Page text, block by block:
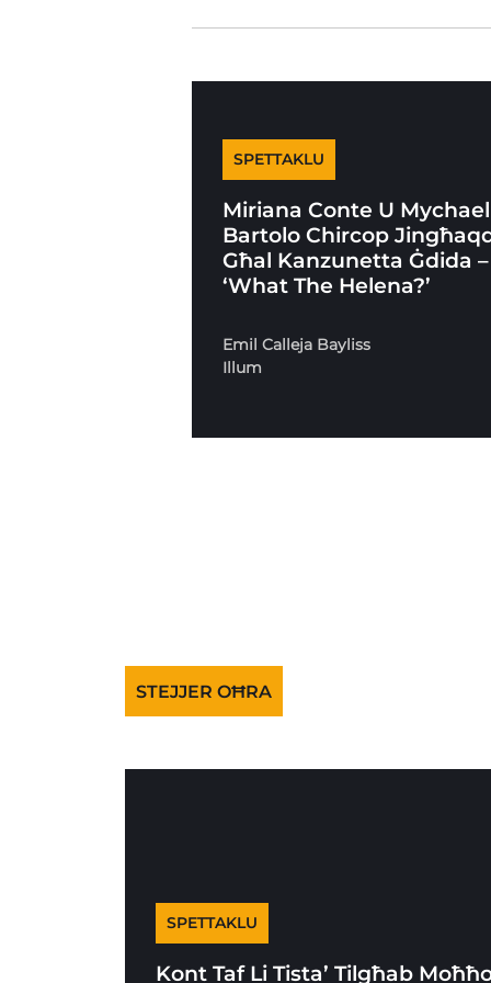
SPETTAKLU
Miriana Conte U Mychael
Bartolo Chircop
Għal Kanzunetta Ġdida –
‘What The Helena?’
Emil Calleja Bayliss
Illum
STEJJER OĦRA
SPETTAKLU
Kont Taf Li Tista’ Tilgħab